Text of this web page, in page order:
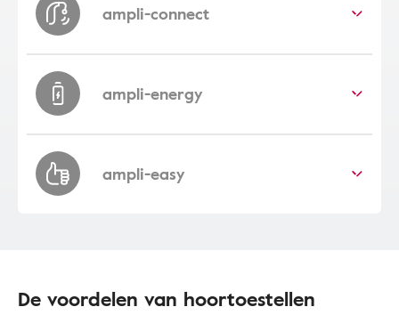
Klein maar superkrachtig!
ampli-connect
Slimme hoorapparaten verbinden en streamen
ampli-energy
ampli-easy
De voordelen van hoortoestellen